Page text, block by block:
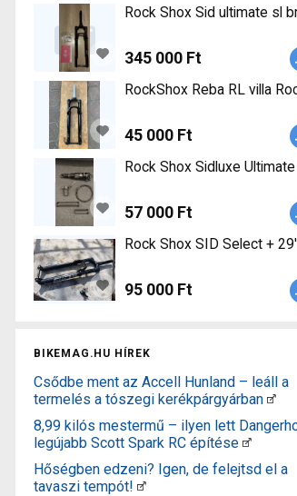
Rock Shox Sid ultimate sl
345 000 Ft
45 000 Ft
57 000 Ft
Rock Shox SID Select +
95 000 Ft
BIKEMAG.HU HÍREK
Csődbe ment az Accell Hunland – leáll a
termelés a tószegi kerékpárgyárban
8,99 kilós mestermű – ilyen lett
legújabb Scott Spark RC építése
Hőségben edzeni? Igen, de felejtsd el a
tavaszi tempót!